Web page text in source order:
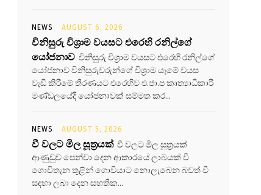
NEWS AUGUST 6, 2026
විනිසුරු විශ්‍රාම වයසට එරෙහි රනිල්ගේ
යෝජනාව විනිසුරු විශ්‍රාම වයසට එරෙහි රනිල්ගේ
යෝජනාව විනිසුරුවරුන්ගේ විශ්‍රාම යෑමේ වයස
වැඩි කිරීමේ තීරණයට එරෙහිව එ.ජා.ප කෘත්‍යාධිකාරී
මණ්ඩලයේදී යෝජනාවක් සම්මත කර...
NEWS AUGUST 5, 2026
වී වලට මිල සූත්‍රයක් වී වලට මිල සූත්‍රයක්
ආණුඩුව පෙන්වා දෙන ආකාරයේ ලාබයක් වී
ගොවිතැන තුළින් ගොවියාට නොලැබෙන බවත් වී
සඳහා ලබා දෙන සහතික...